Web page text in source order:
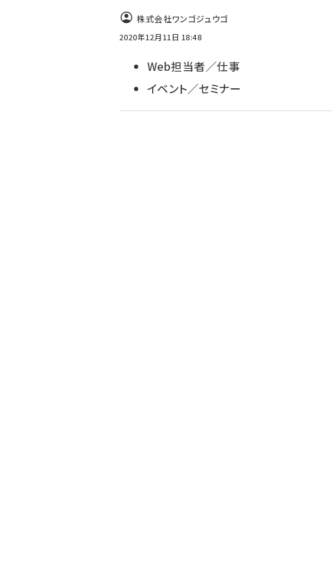
株式会社ワンゴジュウゴ
2020年12月11日 18:48
Web担当者／仕事
イベント／セミナー